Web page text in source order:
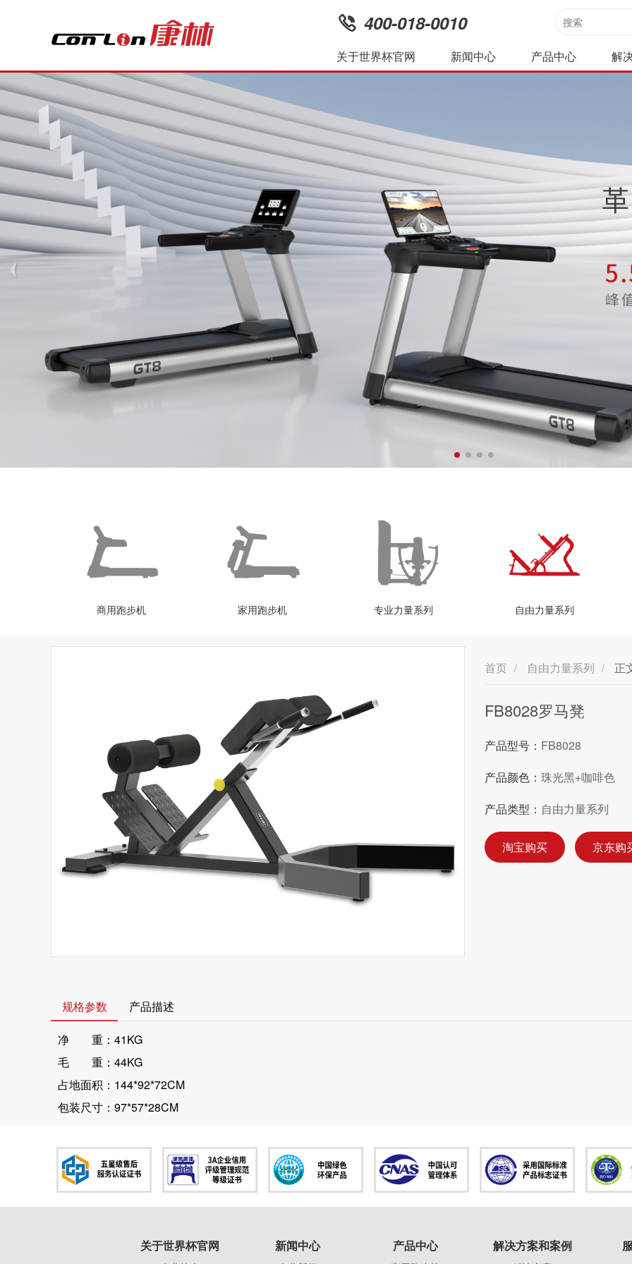
400-018-0010
关于世界杯官网 新闻中心 产品中心 解
商用跑步机 家用跑步机 专业力量系列 自由力量系列
首页 / 自由力量系列 / 正
FB8028罗马凳
产品型号： FB8028
产品颜色： 珠光黑+咖啡色
产品类型： 自由力量系列
淘宝购买 京东购
规格参数 产品描述
净 重：41KG
毛 重：44KG
占地面积：144*92*72CM
包装尺寸：97*57*28CM
关于世界杯官网 新闻中心 产品中心 解决方案和案例